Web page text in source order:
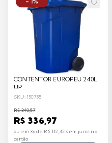
CONTENTOR EUROPEU 240L
UP
SKU: 150755
R$ 340,57
R$ 336,97
ou em 3x de R$ 112,32 sem juros no
cartão